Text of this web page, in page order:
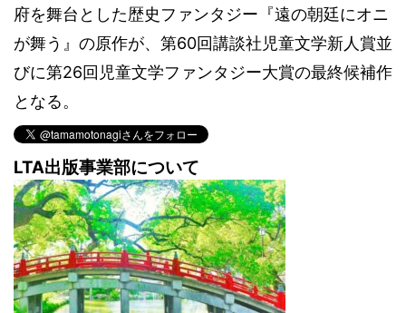
府を舞台とした歴史ファンタジー『遠の朝廷にオニ
が舞う』の原作が、第60回講談社児童文学新人賞並
びに第26回児童文学ファンタジー大賞の最終候補作
となる。
LTA出版事業部について